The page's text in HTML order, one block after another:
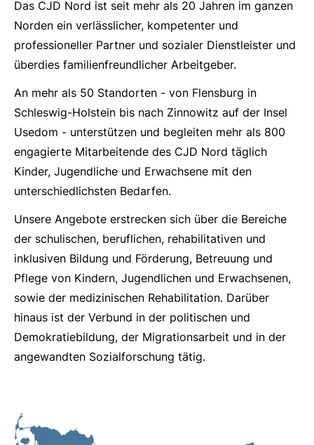
Das CJD Nord ist seit mehr als 20 Jahren im ganzen
Norden ein verlässlicher, kompetenter und
professioneller Partner und sozialer Dienstleister und
überdies familienfreundlicher Arbeitgeber.
An mehr als 50 Standorten - von Flensburg in
Schleswig-Holstein bis nach Zinnowitz auf der Insel
Usedom - unterstützen und begleiten mehr als 800
engagierte Mitarbeitende des CJD Nord täglich
Kinder, Jugendliche und Erwachsene mit den
unterschiedlichsten Bedarfen.
Unsere Angebote erstrecken sich über die Bereiche
der schulischen, beruflichen, rehabilitativen und
inklusiven Bildung und Förderung, Betreuung und
Pflege von Kindern, Jugendlichen und Erwachsenen,
sowie der medizinischen Rehabilitation. Darüber
hinaus ist der Verbund in der politischen und
Demokratiebildung, der Migrationsarbeit und in der
angewandten Sozialforschung tätig.